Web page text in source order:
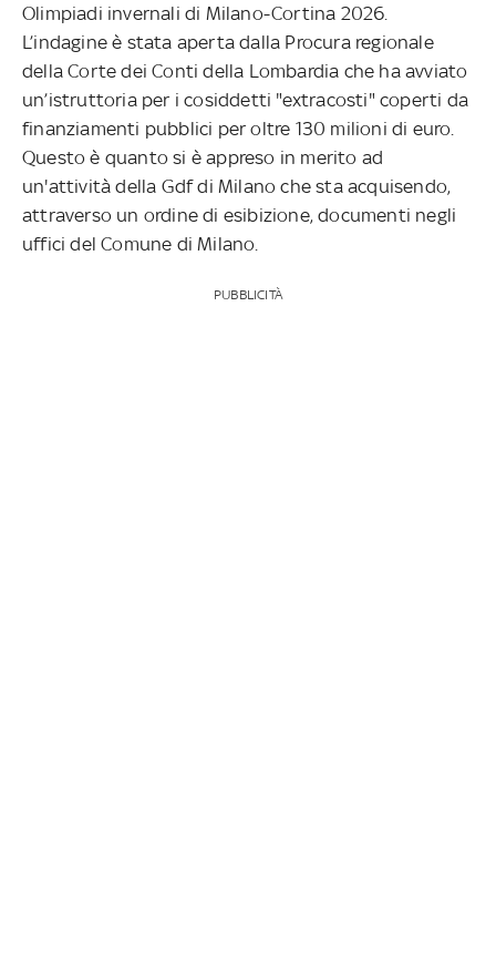
Olimpiadi invernali di Milano-Cortina 2026.
L’indagine è stata aperta dalla Procura regionale
della Corte dei Conti della Lombardia che ha avviato
un’istruttoria per i cosiddetti "extracosti" coperti da
finanziamenti pubblici per oltre 130 milioni di euro.
Questo è quanto si è appreso in merito ad
un'attività della Gdf di Milano che sta acquisendo,
attraverso un ordine di esibizione, documenti negli
uffici del Comune di Milano.
PUBBLICITÀ